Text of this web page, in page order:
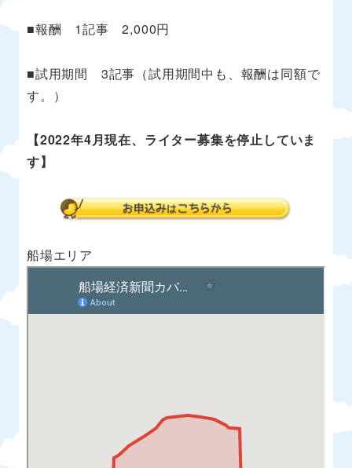
■報酬 1記事 2,000円
■試用期間 3記事（試用期間中も、報酬は同額で
す。）
【2022年4月現在、ライター募集を停止していま
す】
船場エリア